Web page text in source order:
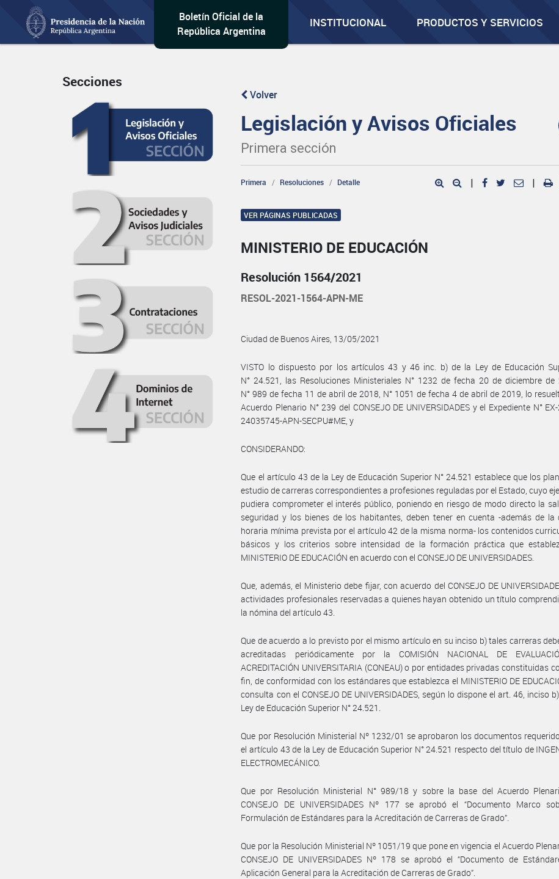
Boletín Oficial de la
República Argentina
INSTITUCIONAL PRODUCTOS Y SERVICIOS
Secciones
Volver
Legislación y Avisos Oficiales
Primera sección
Primera Resoluciones Detalle | |
VER PÁGINAS PUBLICADAS
MINISTERIO DE EDUCACIÓN
Resolución 1564/2021
RESOL-2021-1564-APN-ME
Ciudad de Buenos Aires, 13/05/2021
VISTO lo dispuesto por los artículos 43 y 46 inc. b) de la Ley de Educación
N° 24.521, las Resoluciones Ministeriales N° 1232 de fecha 20 de diciembre de
N° 989 de fecha 11 de abril de 2018, N° 1051 de fecha 4 de abril de 2019, lo
Acuerdo Plenario N° 239 del CONSEJO DE UNIVERSIDADES y el Expediente N°
24035745-APN-SECPU#ME, y
CONSIDERANDO:
Que el artículo 43 de la Ley de Educación Superior N° 24.521 establece que los
estudio de carreras correspondientes a profesiones reguladas por el Estado, cuyo
pudiera comprometer el interés público, poniendo en riesgo de modo directo la
seguridad y los bienes de los habitantes, deben tener en cuenta -además de la
horaria mínima prevista por el artículo 42 de la misma norma- los contenidos
básicos y los criterios sobre intensidad de la formación práctica que
MINISTERIO DE EDUCACIÓN en acuerdo con el CONSEJO DE UNIVERSIDADES.
Que, además, el Ministerio debe fijar, con acuerdo del CONSEJO DE
actividades profesionales reservadas a quienes hayan obtenido un título
la nómina del artículo 43.
Que de acuerdo a lo previsto por el mismo artículo en su inciso b) tales carreras
acreditadas periódicamente por la COMISIÓN NACIONAL DE
ACREDITACIÓN UNIVERSITARIA (CONEAU) o por entidades privadas constituidas
fin, de conformidad con los estándares que establezca el MINISTERIO DE
consulta con el CONSEJO DE UNIVERSIDADES, según lo dispone el art. 46, inciso
Ley de Educación Superior N° 24.521.
Que por Resolución Ministerial Nº 1232/01 se aprobaron los documentos
el artículo 43 de la Ley de Educación Superior N° 24.521 respecto del título de
ELECTROMECÁNICO.
Que por Resolución Ministerial N° 989/18 y sobre la base del Acuerdo
CONSEJO DE UNIVERSIDADES Nº 177 se aprobó el “Documento Marco
Formulación de Estándares para la Acreditación de Carreras de Grado”.
Que por la Resolución Ministerial Nº 1051/19 que pone en vigencia el Acuerdo
CONSEJO DE UNIVERSIDADES Nº 178 se aprobó el “Documento de
Aplicación General para la Acreditación de Carreras de Grado”.